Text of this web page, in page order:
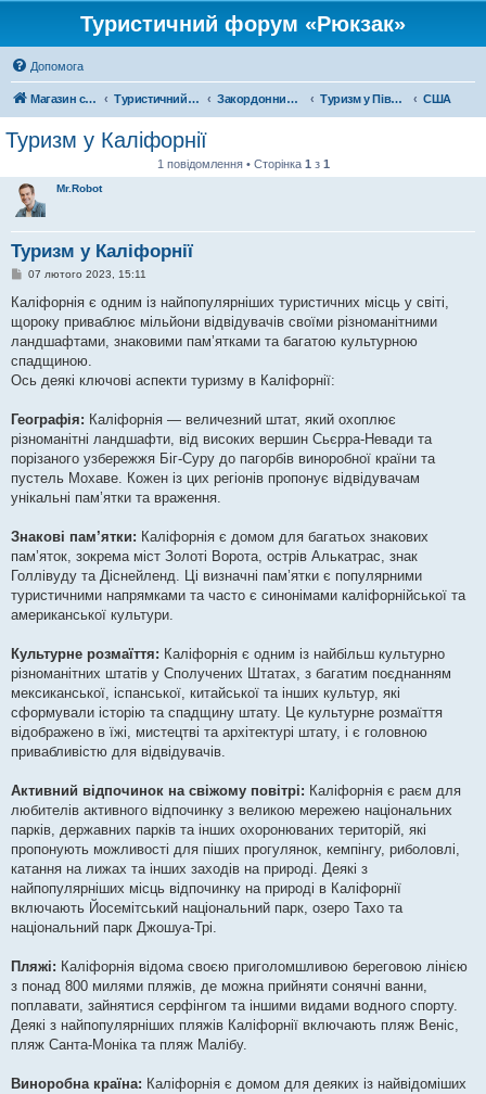
Туристичний форум «Рюкзак»
Допомога
Магазин спорядження Туристичний форум «Рюкзак» Закордонний туризм Туризм у Північній Америці США
Туризм у Каліфорнії
1 повідомлення • Сторінка 1 з 1
Mr.Robot
Туризм у Каліфорнії
П
в
д
о
л
е
я
07 лютого 2023, 15:11
Каліфорнія є одним із найпопулярніших туристичних місць у світі,
щороку приваблює мільйони відвідувачів своїми різноманітними
ландшафтами, знаковими пам’ятками та багатою культурною
спадщиною.
Ось деякі ключові аспекти туризму в Каліфорнії:
Географія: Каліфорнія — величезний штат, який охоплює
різноманітні ландшафти, від високих вершин Сьєрра-Невади та
порізаного узбережжя Біг-Суру до пагорбів виноробної країни та
пустель Мохаве. Кожен із цих регіонів пропонує відвідувачам
унікальні пам’ятки та враження.
Знакові пам’ятки: Каліфорнія є домом для багатьох знакових
пам’яток, зокрема міст Золоті Ворота, острів Алькатрас, знак
Голлівуду та Діснейленд. Ці визначні пам’ятки є популярними
туристичними напрямками та часто є синонімами каліфорнійської та
американської культури.
Культурне розмаїття: Каліфорнія є одним із найбільш культурно
різноманітних штатів у Сполучених Штатах, з багатим поєднанням
мексиканської, іспанської, китайської та інших культур, які
сформували історію та спадщину штату. Це культурне розмаїття
відображено в їжі, мистецтві та архітектурі штату, і є головною
привабливістю для відвідувачів.
Активний відпочинок на свіжому повітрі: Каліфорнія є раєм для
любителів активного відпочинку з великою мережею національних
парків, державних парків та інших охоронюваних територій, які
пропонують можливості для піших прогулянок, кемпінгу, риболовлі,
катання на лижах та інших заходів на природі. Деякі з
найпопулярніших місць відпочинку на природі в Каліфорнії
включають Йосемітський національний парк, озеро Тахо та
національний парк Джошуа-Трі.
Пляжі: Каліфорнія відома своєю приголомшливою береговою лінією
з понад 800 милями пляжів, де можна прийняти сонячні ванни,
поплавати, зайнятися серфінгом та іншими видами водного спорту.
Деякі з найпопулярніших пляжів Каліфорнії включають пляж Веніс,
пляж Санта-Моніка та пляж Малібу.
Виноробна країна: Каліфорнія є домом для деяких із найвідоміших